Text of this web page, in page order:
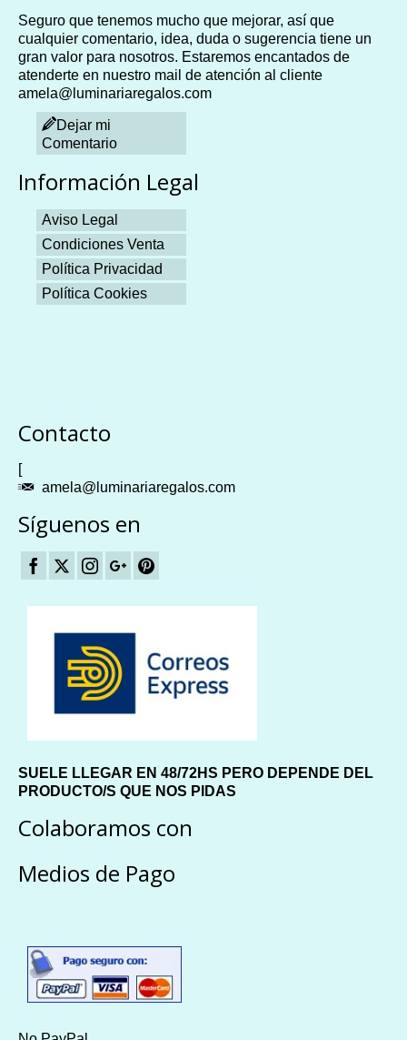
Seguro que tenemos mucho que mejorar, así que
cualquier comentario, idea, duda o sugerencia tiene un
gran valor para nosotros. Estaremos encantados de
atenderte en nuestro mail de atención al cliente
amela@luminariaregalos.com
Dejar mi
Comentario
Información Legal
Aviso Legal
Condiciones Venta
Política Privacidad
Política Cookies
Contacto
[
amela@luminariaregalos.com
Síguenos en
SUELE LLEGAR EN 48/72HS PERO DEPENDE DEL
PRODUCTO/S QUE NOS PIDAS
Colaboramos con
Medios de Pago